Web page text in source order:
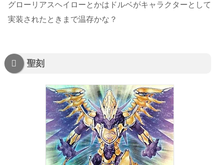
グローリアスヘイローとかはドルベがキャラクターとして
実装されたときまで温存かな？
聖刻